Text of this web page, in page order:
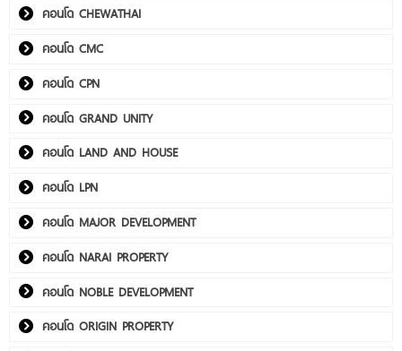
คอนโด CHEWATHAI
คอนโด CMC
คอนโด CPN
คอนโด GRAND UNITY
คอนโด LAND AND HOUSE
คอนโด LPN
คอนโด MAJOR DEVELOPMENT
คอนโด NARAI PROPERTY
คอนโด NOBLE DEVELOPMENT
คอนโด ORIGIN PROPERTY